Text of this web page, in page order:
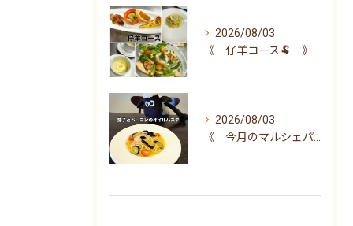
2026/08/03
《 仔羊コース🐏 》
2026/08/03